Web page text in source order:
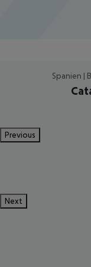
Spanien |
Previous
Next